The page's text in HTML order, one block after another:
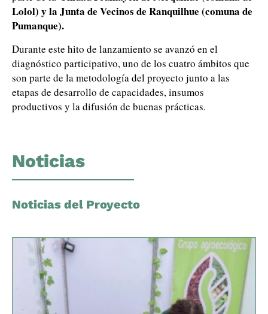
Lolol) y la Junta de Vecinos de Ranquilhue (comuna de
Pumanque).
Durante este hito de lanzamiento se avanzó en el
diagnóstico participativo, uno de los cuatro ámbitos que
son parte de la metodología del proyecto junto a las
etapas de desarrollo de capacidades, insumos
productivos y la difusión de buenas prácticas.
Noticias
Noticias del Proyecto